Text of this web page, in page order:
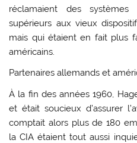
réclamaient des
supérieurs aux vieux
mais qui étaient en fait plus
américains.
Partenaires allemands et
À la fin des années 1960,
et était soucieux d’assurer
comptait alors plus de 180
la CIA étaient tout aussi